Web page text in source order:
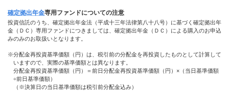
確定拠出年金専用 ファンドについての注意
投資信託のうち、確定拠出年金法（平成十三年法律第八十八号）に基づく確定拠出年
金（ＤＣ）専用ファンドにつきましては、確定拠出年金（ＤＣ）による購入のお申込
みのみのお取扱いとなります。
※分配金再投資基準価額（円）は、税引前の分配金を再投資したものとして計算して
いますので、実際の基準価額とは異なります。
分配金再投資基準価額（円）＝前日分配金再投資基準価額（円）×（当日基準価額
÷前日基準価額）
（※決算日の当日基準価額は税引前分配金込み）